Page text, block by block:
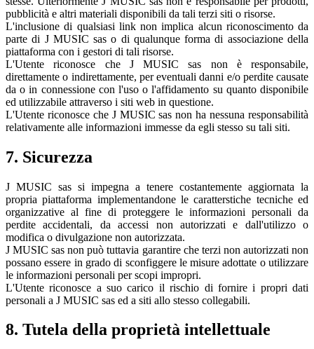
pubblicità e altri materiali disponibili da tali terzi siti o risorse.
L'inclusione di qualsiasi link non implica alcun riconoscimento da
parte di J MUSIC sas o di qualunque forma di associazione della
piattaforma con i gestori di tali risorse.
L'Utente riconosce che J MUSIC sas non è responsabile,
direttamente o indirettamente, per eventuali danni e/o perdite causate
da o in connessione con l'uso o l'affidamento su quanto disponibile
ed utilizzabile attraverso i siti web in questione.
L'Utente riconosce che J MUSIC sas non ha nessuna responsabilità
relativamente alle informazioni immesse da egli stesso su tali siti.
7. Sicurezza
J MUSIC sas si impegna a tenere costantemente aggiornata la
propria piattaforma implementandone le caratterstiche tecniche ed
organizzative al fine di proteggere le informazioni personali da
perdite accidentali, da accessi non autorizzati e dall'utilizzo o
modifica o divulgazione non autorizzata.
J MUSIC sas non può tuttavia garantire che terzi non autorizzati non
possano essere in grado di sconfiggere le misure adottate o utilizzare
le informazioni personali per scopi impropri.
L'Utente riconosce a suo carico il rischio di fornire i propri dati
personali a J MUSIC sas ed a siti allo stesso collegabili.
8. Tutela della proprietà intellettuale